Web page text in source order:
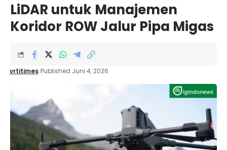
LiDAR untuk Manajemen
Koridor ROW Jalur Pipa Migas
vrtitimes Published Juni 4, 2026